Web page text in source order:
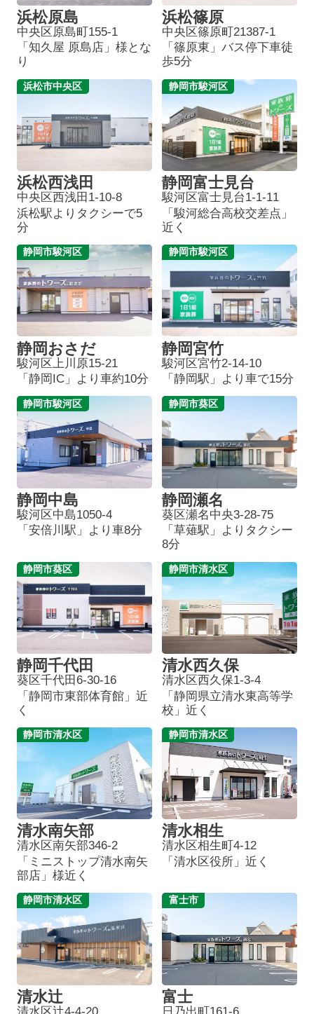
浜松原島
中央区原島町155-1
「知久屋 原島店」様とな
り
浜松篠原
中央区篠原町21387-1
「篠原東」バス停下車徒
歩5分
浜松市中央区
浜松西浅田
中央区西浅田1-10-8
浜松駅よりタクシーで5
分
静岡市駿河区
静岡富士見台
駿河区富士見台1-1-11
「駿河総合高校交差点」
近く
静岡市駿河区
静岡おさだ
駿河区上川原15-21
「静岡IC」より車約10分
静岡市駿河区
静岡宮竹
駿河区宮竹2-14-10
「静岡駅」より車で15分
静岡市駿河区
静岡中島
駿河区中島1050-4
「安倍川駅」より車8分
静岡市葵区
静岡瀬名
葵区瀬名中央3-28-75
「草薙駅」よりタクシー
8分
静岡市葵区
静岡千代田
葵区千代田6-30-16
「静岡市東部体育館」近
く
静岡市清水区
清水西久保
清水区西久保1-3-4
「静岡県立清水東高等学
校」近く
静岡市清水区
清水南矢部
清水区南矢部346-2
「ミニストップ清水南矢
部店」様近く
静岡市清水区
清水相生
清水区相生町4-12
「清水区役所」近く
静岡市清水区
清水辻
清水区辻4-4-20
富士市
富士
日乃出町161-6